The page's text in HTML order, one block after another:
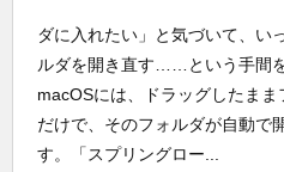
ダに入れたい」と気づいて、い
ルダを開き直す……という手間
macOSには、ドラッグしたま
だけで、そのフォルダが自動で
す。「スプリングロー...